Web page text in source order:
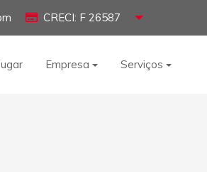
CRECI: F 26587
Empresa Serviços